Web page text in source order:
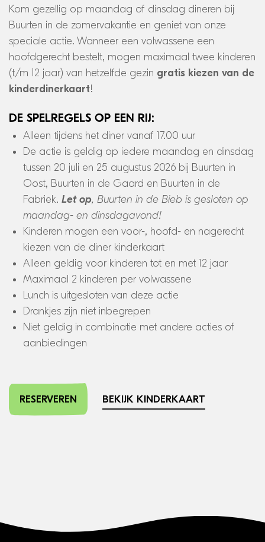
Kom gezellig op maandag of dinsdag dineren bij
Buurten in de zomervakantie en geniet van onze
speciale actie. Wanneer een volwassene een
hoofdgerecht bestelt, mogen maximaal twee kinderen
(t/m 12 jaar) van hetzelfde gezin gratis kiezen van de
kinderdinerkaart!
De spelregels op een rij:
Alleen tijdens het diner vanaf 17.00 uur
De actie is geldig op iedere maandag en dinsdag
tussen 20 juli en 25 augustus 2026 bij Buurten in
Oost, Buurten in de Gaard en Buurten in de
Fabriek. Let op, Buurten in de Bieb is gesloten op
maandag- en dinsdagavond!
Kinderen mogen een voor-, hoofd- en nagerecht
kiezen van de diner kinderkaart
Alleen geldig voor kinderen tot en met 12 jaar
Maximaal 2 kinderen per volwassene
Lunch is uitgesloten van deze actie
Drankjes zijn niet inbegrepen
Niet geldig in combinatie met andere acties of
aanbiedingen
RESERVEREN BEKIJK KINDERKAART